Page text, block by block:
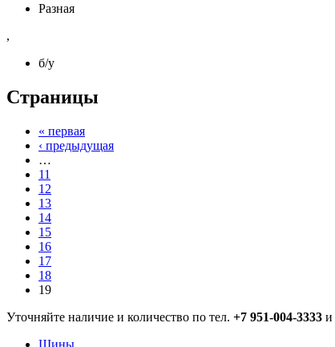
Разная
,
б/у
Страницы
« первая
‹ предыдущая
…
11
12
13
14
15
16
17
18
19
Уточняйте наличие и количество по тел. +7 951-004-3333 и
Шины